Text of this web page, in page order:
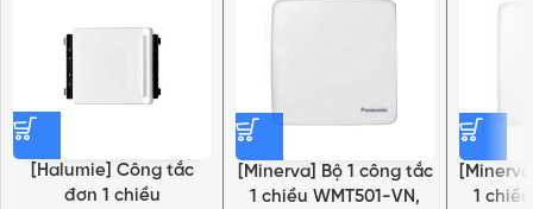
[Halumie] Công tắc
đơn 1 chiều
[Minerva] Bộ 1 công tắc
1 chiều WMT501-VN,
1